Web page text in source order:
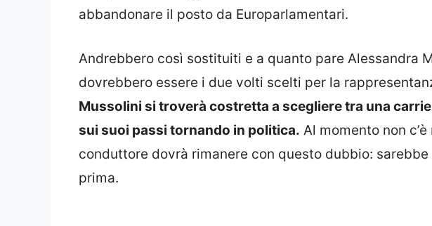
abbandonare il posto da Europarlamentari.
Andrebbero così sostituiti e a quanto pare Alessandra
dovrebbero essere i due volti scelti per la
Mussolini si troverà costretta a scegliere tra una
sui suoi passi tornando in politica. Al momento non
conduttore dovrà rimanere con questo dubbio:
prima.